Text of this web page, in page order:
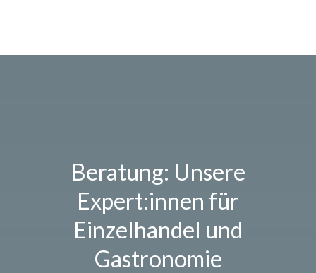
Beratung: Unsere
Expert:innen für
Einzelhandel und
Gastronomie